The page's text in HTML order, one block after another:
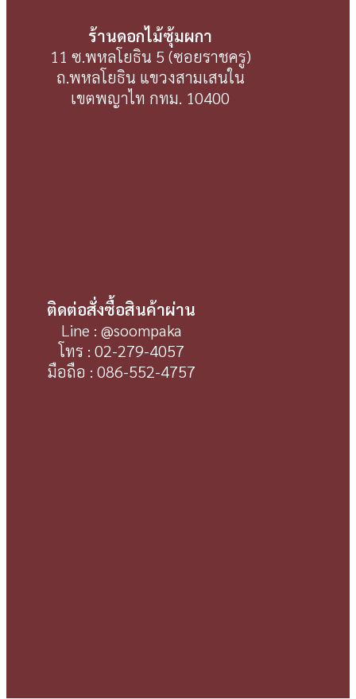
ร้านดอกไม้ซุ้มผกา
11 ซ.พหลโยธิน 5 (ซอยราชครู)
ถ.พหลโยธิน แขวงสามเสนใน
เขตพญาไท กทม. 10400
ติดต่อสั่งซื้อสินค้าผ่าน
Line : @soompaka
โทร : 02-279-4057
มือถือ : 086-552-4757